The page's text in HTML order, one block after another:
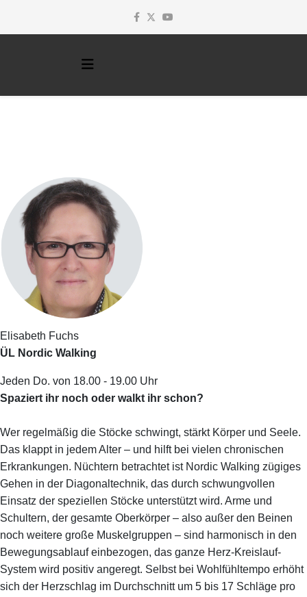
Elisabeth Fuchs
ÜL Nordic Walking
Jeden Do. von 18.00 - 19.00 Uhr
Spaziert ihr noch oder walkt ihr schon?
Wer regelmäßig die Stöcke schwingt, stärkt Körper und Seele.
Das klappt in jedem Alter – und hilft bei vielen chronischen
Erkrankungen. Nüchtern betrachtet ist Nordic Walking zügiges
Gehen in der Diagonaltechnik, das durch schwungvollen
Einsatz der speziellen Stöcke unterstützt wird. Arme und
Schultern, der gesamte Oberkörper – also außer den Beinen
noch weitere große Muskelgruppen – sind harmonisch in den
Bewegungsablauf einbezogen, das ganze Herz-Kreislauf-
System wird positiv angeregt. Selbst bei Wohlfühltempo erhöht
sich der Herzschlag im Durchschnitt um 5 bis 17 Schläge pro